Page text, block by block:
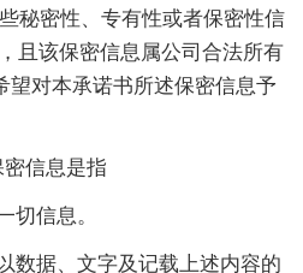
秘密性、专有性或者保密性信
且该保密信息属公司合法所有
望对本承诺书所述保密信息予
信息是指
信息。
据、文字及记载上述内容的